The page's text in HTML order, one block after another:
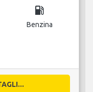
local_gas_station
Benzina